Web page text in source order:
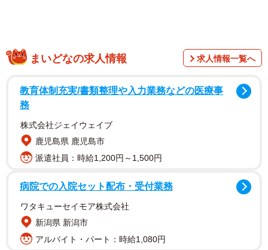
「小売業界における平均年収ランキング」の1位は、東京
都・神奈川県・静岡県など関東地方を中心に展開する持株
まいどなの求人情報 求人情報一覧へ
教育体制充実/書類整理や入力業務などの医療事
務
株式会社ジェイウェイブ
鹿児島県 鹿児島市
派遣社員：時給1,200円～1,500円
病院での入院セット配布・受付業務
ワタキューセイモア株式会社
新潟県 新潟市
アルバイト・パート：時給1,080円